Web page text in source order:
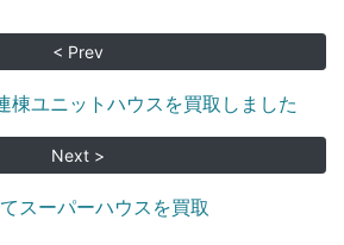
< Prev
棟ユニットハウスを買取しました
Next >
スーパーハウスを買取